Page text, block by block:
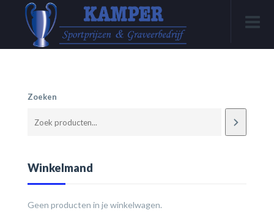
Zoeken
Winkelmand
Geen producten in je winkelwagen.